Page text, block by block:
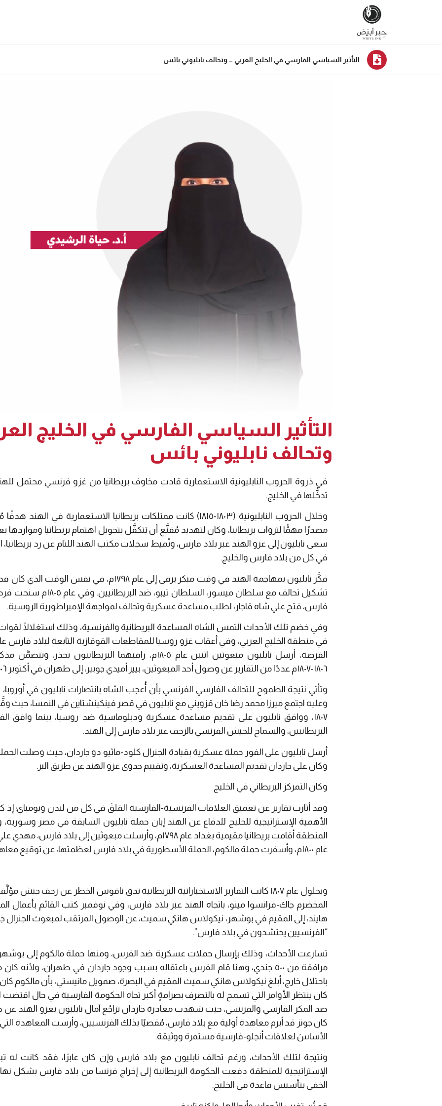
التأثير السياسي الفارسي في الخليج العربي … وتحالف نابليوني بائس
التأثير السياسي الفارسي في الخليج
وتحالف نابليوني بائس
في ذروة الحروب النابليونية الاستعمارية قادت مخاوف بريطانيا من غزو فرنسي محتمل
تدخُّلها في الخليج.
وخلال الحروب النابليونية (١٨٠٣-١٨١٥) كانت ممتلكات بريطانيا الاستعمارية
مصدرًا مهمًّا لثروات بريطانيا، وكان لتهديد مُقنَّع أن يَتكفَّل بتحويل اهتمام بريطانيا ومواردها
سعى نابليون إلى غزو الهند عبر بلاد فارس، وتُميط سجلات مكتب الهند اللثام عن رد بريطانيا،
في كل من بلاد فارس والخليج.
فكَّر نابليون بمهاجمة الهند في وقت مبكر يرقى إلى عام
تشكيل تحالف مع سلطان ميسور،
فارس، فتح علي شاه قاجار، لطلب مساعدة عسكرية وتحالف لمواجهة الإمبراطورية الروسية.
وفي خضم تلك الأحداث التمس الشاه المساعدة البريطانية والفرنسية، وذلك استغلالًا
الفرصة، أرسل نابليون مبعوثين اثنين عام ١٨٠٥م، راقبهما
١٨٠٦-١٨٠٧م عددًا من التقارير عن وصول أحد المبعوثين، بيير أميدي جوبير، إلى طهران في أكتوبر ١٨٠٦م.
وتأتي نتيجة الطموح للتحالف الفارسي الفرنسي بأن أُعجب الشاه بانتصارات نابليون في
وعليه اجتمع ميرزا محمد رضا خان قزويني مع نابليون في قصر فينكينشتاين في النمسا، حيث
١٨٠٧، ووافق نابليون على تقديم مساعدة عسكرية ودبلوماسية ضد روسيا، بينما
البريطانيين، والسماح للجيش الفرنسي بالزحف عبر بلاد فارس إلى الهند.
وكان على جاردان تقديم المساعدة العسكرية، وتقييم جدوى غزو الهند عن طريق البر.
وكان التمركز البريطاني في الخليج
وقد أثارت تقارير عن تعميق العلاقات الفرنسية-الفارسية القلقَ في كل من لندن وبومباي؛ إذ
الأهمية الإستراتيجية للخليج للدفاع عن الهند إبان حملة نابليون السابقة في مصر
عام ١٨٠٠م، وأسفرت حملة مالكوم، الحملة الأسطورية في بلاد فارس لعظمتها، عن توقيع معاهدة سياسية وتجارية عام ١٨٠١م.
المخضرم جاك-فرانسوا مينو، باتجاه الهند عبر بلاد فارس، وفي نوفمبر كتب القائم بأعمال
هايند، إلى المقيم في بوشهر، نيكولاس هانكي سميث، عن الوصول المرتقب لمبعوث الجنرال
“الفرنسيين يحتشدون في بلاد فارس”.
مرافقة من ٥٠٠ جندي، وهنا قام الفرس باعتقاله بسبب وجود جاردان في طهران، ولأنه
باحتلال خارج، أبلغ نيكولاس هانكي سميث المقيم في البصرة، صمويل مانيستي، بأن مالكوم كان
كان ينتظر الأوامر التي تسمح له بالتصرف بصرامةٍ أكبر تجاه الحكومة الفارسية في حال
ضد المكر الفارسي والفرنسي، حيث شهدت مغادرة جاردان تراجُع آمال نابليون بغزو الهند
الأساسَ لعلاقات أنجلو-فارسية مستمرة ووثيقة.
ونتيجة لتلك الأحداث، ورغم تحالف نابليون مع بلاد فارس وإن كان عابرًا، فقد كانت له
الإستراتيجية للمنطقة دفعت الحكومة البريطانية إلى إخراج فرنسا من بلاد فارس بشكل
الخفي بتأسيس قاعدة في الخليج.